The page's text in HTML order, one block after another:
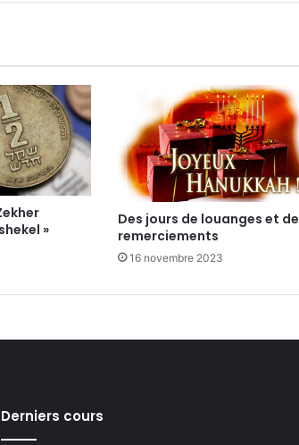
»
Des jours de louanges et de
remerciements
16 novembre 2023
Derniers cours